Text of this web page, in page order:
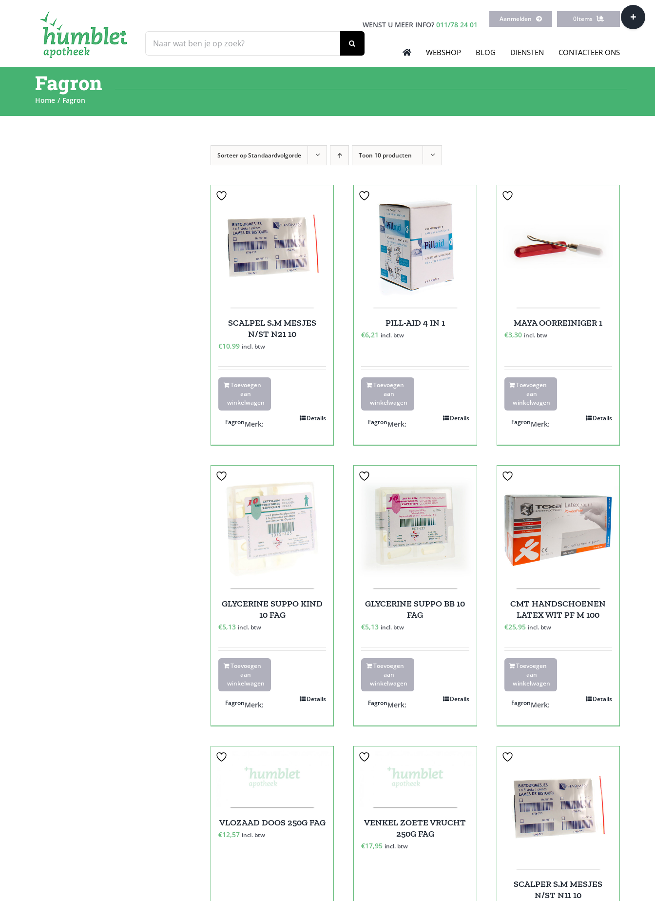
naar:
WENST U MEER INFO? 011/78 24 01
Aanmelden 0Items
WEBSHOP BLOG DIENSTEN CONTACTEER ONS
Fagron
Home Fagron
Sorteer opStandaardvolgorde Toon 10 producten
SCALPEL S.M MESJES
N/ST N21 10
€10,99 incl. btw
Toevoegen
aan
winkelwagen
Details
Merk:
Fagron
PILL-AID 4 IN 1
€6,21 incl. btw
Toevoegen
aan
winkelwagen
Details
Merk:
Fagron
MAYA OORREINIGER 1
€3,30 incl. btw
Toevoegen
aan
winkelwagen
Details
Merk:
Fagron
GLYCERINE SUPPO KIND
10 FAG
€5,13 incl. btw
Toevoegen
aan
winkelwagen
Details
Merk:
Fagron
GLYCERINE SUPPO BB 10
FAG
€5,13 incl. btw
Toevoegen
aan
winkelwagen
Details
Merk:
Fagron
CMT HANDSCHOENEN
LATEX WIT PF M 100
€25,95 incl. btw
Toevoegen
aan
winkelwagen
Details
Merk:
Fagron
VLOZAAD DOOS 250G FAG
€12,57 incl. btw
VENKEL ZOETE VRUCHT
250G FAG
€17,95 incl. btw
SCALPER S.M MESJES
N/ST N11 10
Toggle
Sliding